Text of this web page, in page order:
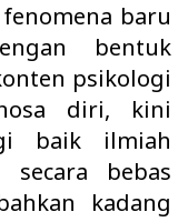
baru
bentuk
psikologi
diri, kini
baik ilmiah
bebas
kadang